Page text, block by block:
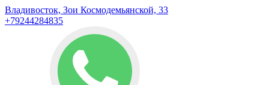
Владивосток, Зои Космодемьянской, 33
+79244284835